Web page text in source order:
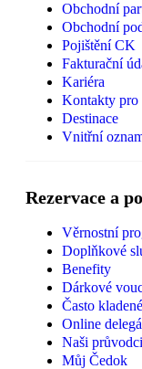
Obchodní
Obchodní
Pojištění CK
Fakturační
Kariéra
Kontakty pro
Destinace
Vnitřní
Rezervace a
Věrnostní
Doplňkové
Benefity
Dárkové
Často
Online
Naši průvodci
Můj Čedok